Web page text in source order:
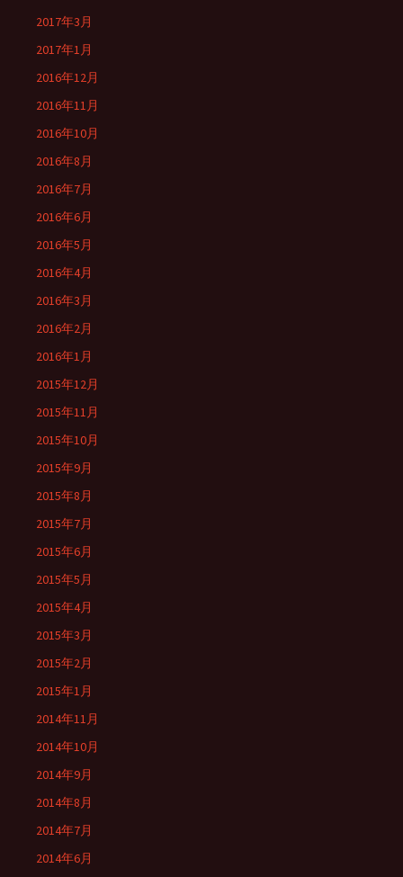
2017年3月
2017年1月
2016年12月
2016年11月
2016年10月
2016年8月
2016年7月
2016年6月
2016年5月
2016年4月
2016年3月
2016年2月
2016年1月
2015年12月
2015年11月
2015年10月
2015年9月
2015年8月
2015年7月
2015年6月
2015年5月
2015年4月
2015年3月
2015年2月
2015年1月
2014年11月
2014年10月
2014年9月
2014年8月
2014年7月
2014年6月